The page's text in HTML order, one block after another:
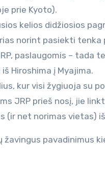
prie Kyoto).
kelios didžiosios
norint pasiekti
paslaugomis –
Hiroshima į Myajima.
kur visi žygiuoja su
JRP prieš nosį, jie
(ir net norimas vietas)
žavingus pavadinimus